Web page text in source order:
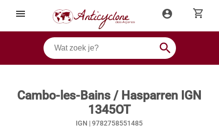
menu account_circle shopping_cart
search
Cambo-les-Bains / Hasparren IGN
1345OT
IGN |9782758551485